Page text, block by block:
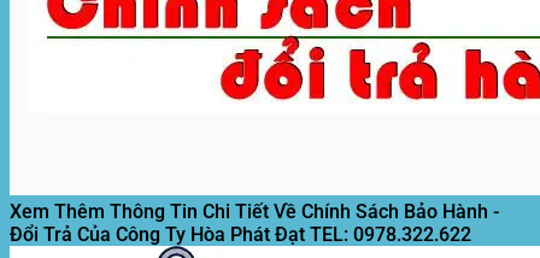
Xem Thêm Thông Tin Chi Tiết Về Chính Sách Bảo Hành -
Đổi Trả Của Công Ty Hòa Phát Đạt TEL: 0978.322.622